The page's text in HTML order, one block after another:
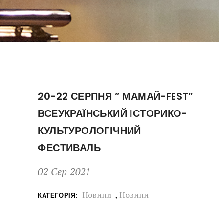
20-22 СЕРПНЯ ” МАМАЙ-FEST”
ВСЕУКРАЇНСЬКИЙ ІСТОРИКО-
КУЛЬТУРОЛОГІЧНИЙ
ФЕСТИВАЛЬ
02 Сер 2021
КАТЕГОРІЯ: Новини , Новини